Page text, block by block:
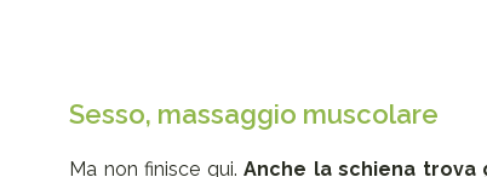
Sesso, massaggio muscolare
Ma non finisce qui.Anche la schiena trova